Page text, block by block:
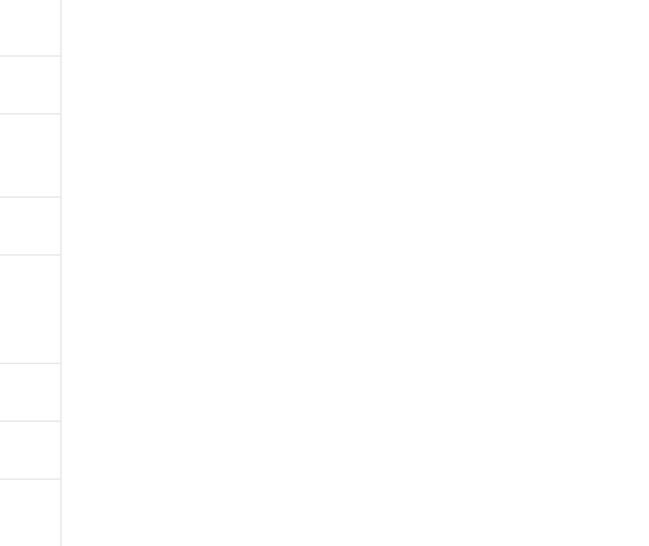
は開示しないようお願いしま
Webメンバーズにご登録され
当社および当社の共同利用者
で利用することをご了承くだ
明するものではありません。
期間は出荷製品に未対応品が
い限り、2022年1月12日よ
影響を及ぼさない年数を意
がある場合は、取り引きをい